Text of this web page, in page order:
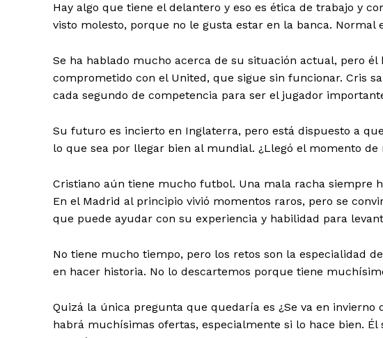
Hay algo que tiene el delantero y eso es ética de trabajo y
visto molesto, porque no le gusta estar en la banca.
Se ha hablado mucho acerca de su situación actual, pero
comprometido con el United, que sigue sin funcionar. Cris
cada segundo de competencia para ser el jugador
Su futuro es incierto en Inglaterra, pero está dispuesto a
lo que sea por llegar bien al mundial. ¿Llegó el momento de
Cristiano aún tiene mucho futbol. Una mala racha siempre
En el Madrid al principio vivió momentos raros, pero se
que puede ayudar con su experiencia y habilidad para
No tiene mucho tiempo, pero los retos son la especialidad
en hacer historia. No lo descartemos porque tiene
Quizá la única pregunta que quedaría es ¿Se va en invierno
habrá muchísimas ofertas, especialmente si lo hace bien.